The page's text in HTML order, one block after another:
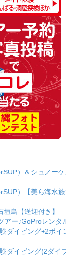
）＆シュノー
）【美ら海水
島【送迎付き】
アー♪GoProレンタ
ダイビング+2ポイ
ダイビング(2ダイ